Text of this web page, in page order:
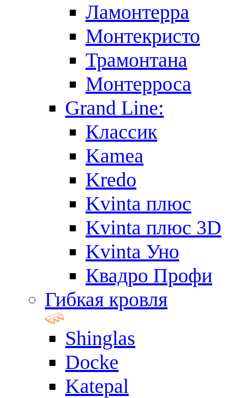
Ламонтерра
Монтекристо
Трамонтана
Монтерроса
Grand Line:
Классик
Kamea
Kredo
Kvinta плюс
Kvinta плюс 3D
Kvinta Уно
Квадро Профи
Гибкая кровля
Shinglas
Docke
Katepal